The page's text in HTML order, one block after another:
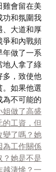
會留在美
功和氛圍我
、大道和厚
爭和內戰頻
年做了一系
地人拿了綠
多，致使他
如果他選
不可能的
做了高盛
的工資，但
變了嗎？她
為工作關係
她是不是